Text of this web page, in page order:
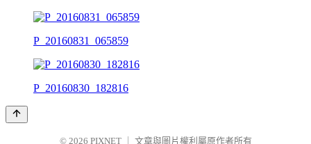
P_20160831_065859
P_20160830_182816
© 2026 PIXNET 文章與圖片權利屬原作者所有